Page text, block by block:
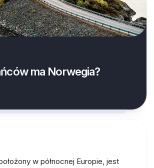
ma Norwegia?
w północnej Europie, jest